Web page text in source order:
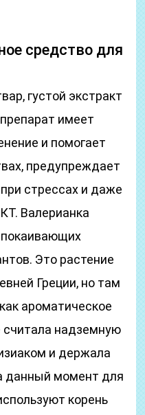
средство для
густой экстракт
имеет
и помогает
предупреждает
стрессах и даже
Валерианка
Это растение
Греции, но там
ароматическое
надземную
и держала
данный момент для
корень